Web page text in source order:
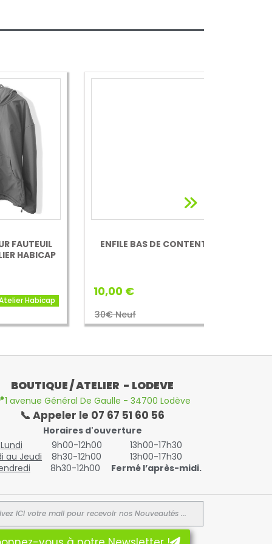
ENFILE BAS DE CONTENTION
BOUTIQUE / ATELIER - LODEVE
1 avenue Général De Gaulle - 34700 Lodève
📞 Appeler le 07 67 51 60 56
Horaires d'ouverture
Lundi
9h00-12h00
13h00-17h30
au Jeudi
8h30-12h00
13h00-17h30
8h30-12h00 Fermé l’après-midi.